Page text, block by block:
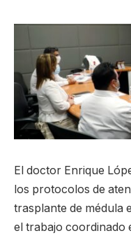
El doctor Enrique
los protocolos de
trasplante de médula
el trabajo coordinado